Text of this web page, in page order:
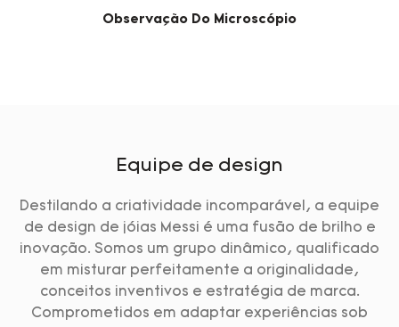
Observação Do Microscópio
Equipe de design
Destilando a criatividade incomparável, a equipe
de design de jóias Messi é uma fusão de brilho e
inovação. Somos um grupo dinâmico, qualificado
em misturar perfeitamente a originalidade,
conceitos inventivos e estratégia de marca.
Comprometidos em adaptar experiências sob